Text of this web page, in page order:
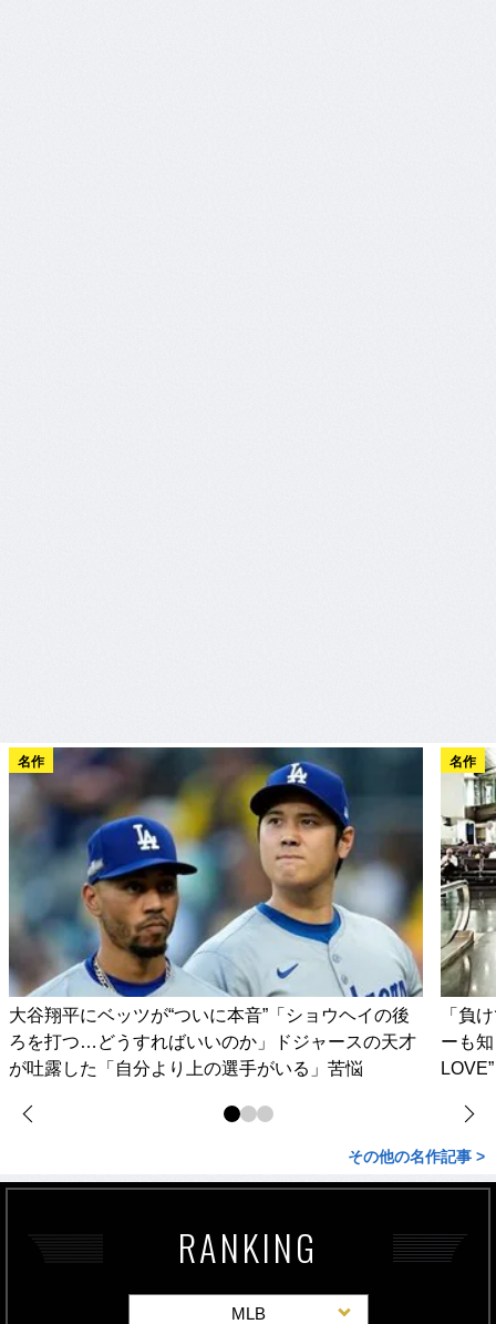
名作
大谷翔平にベッツが“ついに本音”「ショウヘイの後
ろを打つ…どうすればいいのか」ドジャースの天才
が吐露した「自分より上の選手がいる」苦悩
名作
「負
ーも
その他の名作記事 >
RANKING
MLB